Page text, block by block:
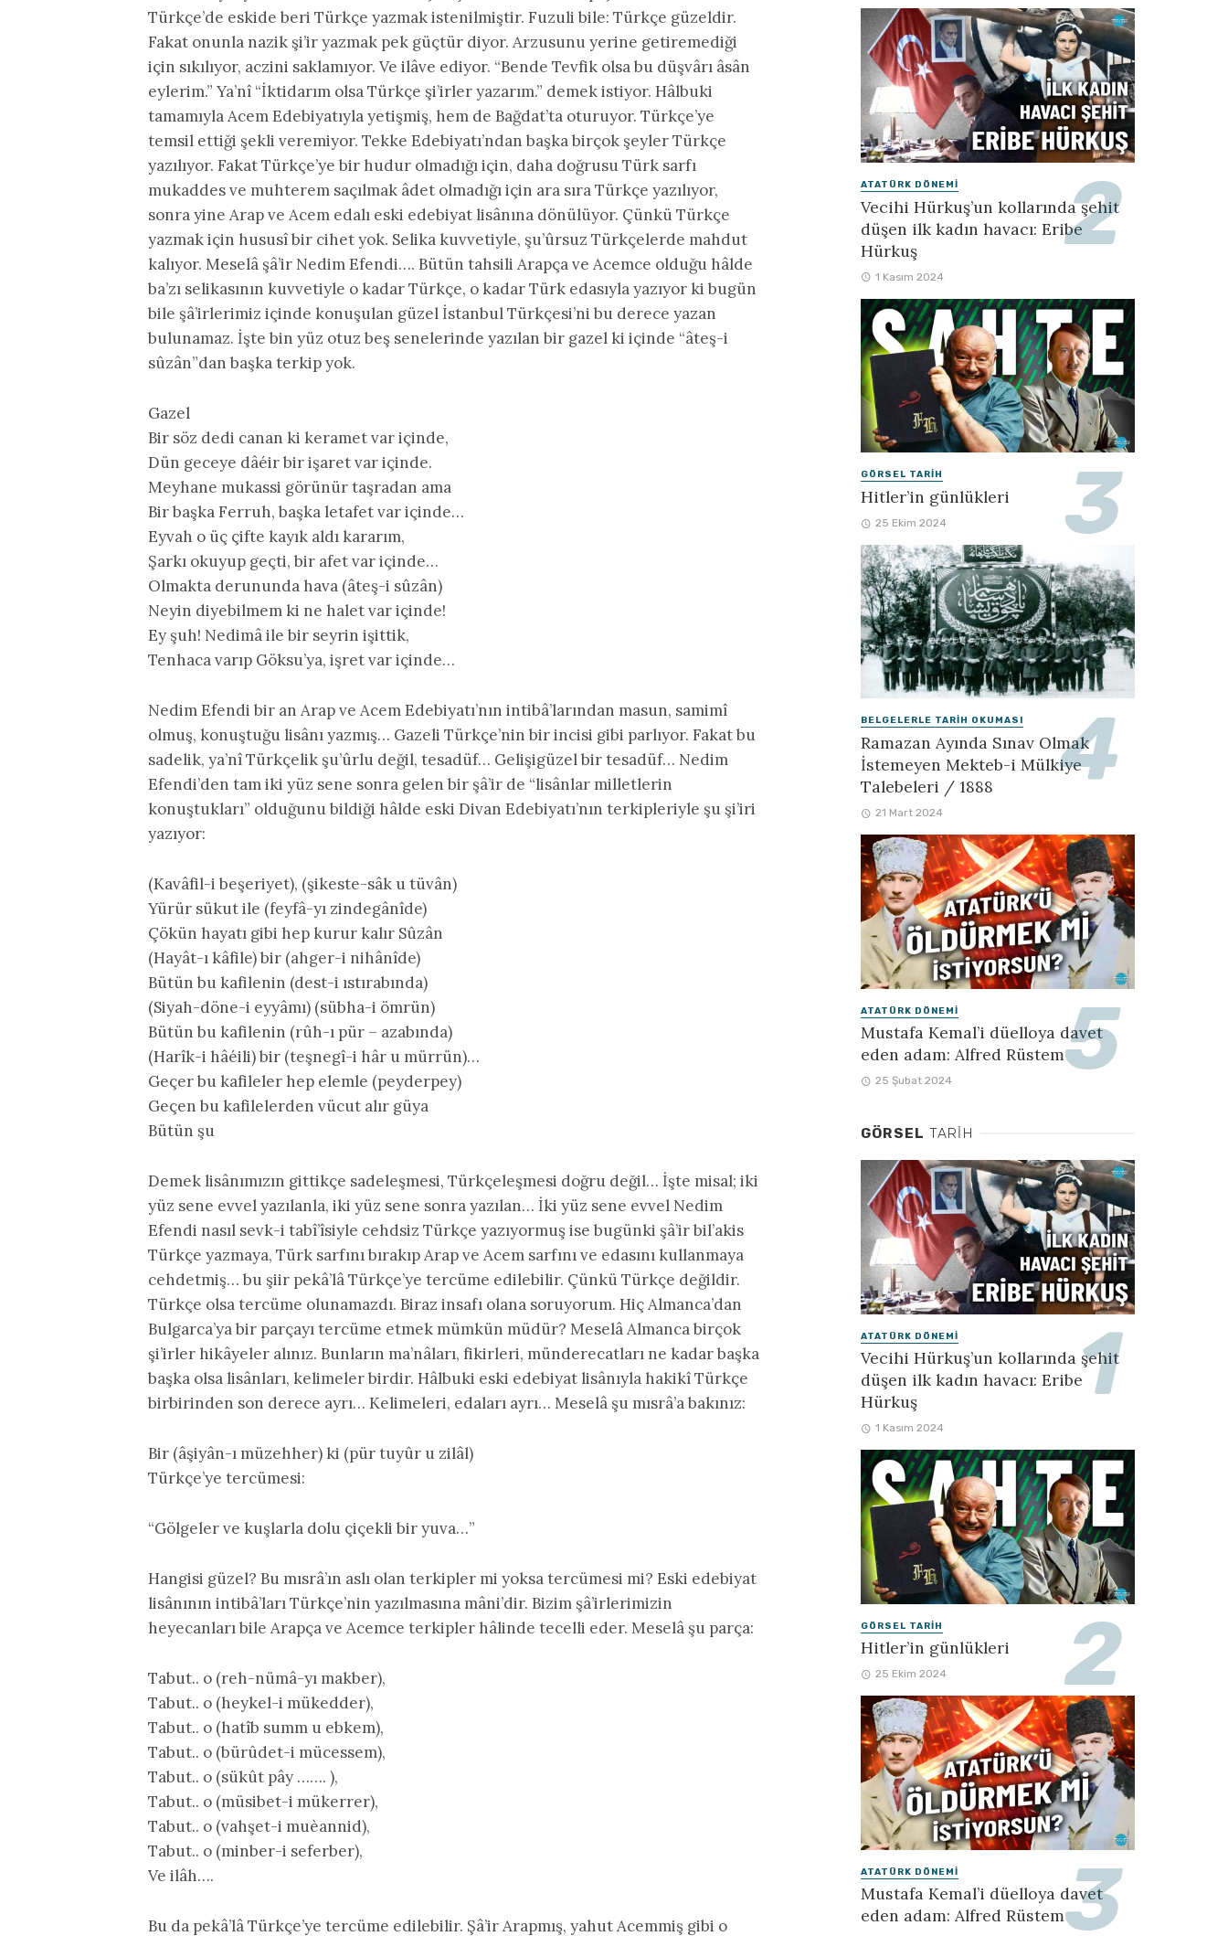
Türkçe’de eskide beri Türkçe yazmak istenilmiştir. Fuzuli bile: Türkçe güzeldir.
Fakat onunla nazik şi’ir yazmak pek güçtür diyor. Arzusunu yerine getiremediği
için sıkılıyor, aczini saklamıyor. Ve ilâve ediyor. “Bende Tevfik olsa bu düşvârı âsân
eylerim.” Ya’nî “İktidarım olsa Türkçe şi’irler yazarım.” demek istiyor. Hâlbuki
tamamıyla Acem Edebiyatıyla yetişmiş, hem de Bağdat’ta oturuyor. Türkçe’ye
temsil ettiği şekli veremiyor. Tekke Edebiyatı’ndan başka birçok şeyler Türkçe
yazılıyor. Fakat Türkçe’ye bir hudur olmadığı için, daha doğrusu Türk sarfı
mukaddes ve muhterem saçılmak âdet olmadığı için ara sıra Türkçe yazılıyor,
sonra yine Arap ve Acem edalı eski edebiyat lisânına dönülüyor. Çünkü Türkçe
yazmak için hususî bir cihet yok. Selika kuvvetiyle, şu’ûrsuz Türkçelerde mahdut
kalıyor. Meselâ şâ’ir Nedim Efendi…. Bütün tahsili Arapça ve Acemce olduğu hâlde
ba’zı selikasının kuvvetiyle o kadar Türkçe, o kadar Türk edasıyla yazıyor ki bugün
bile şâ’irlerimiz içinde konuşulan güzel İstanbul Türkçesi’ni bu derece yazan
bulunamaz. İşte bin yüz otuz beş senelerinde yazılan bir gazel ki içinde “âteş-i
sûzân”dan başka terkip yok.
Gazel
Bir söz dedi canan ki keramet var içinde,
Dün geceye dâéir bir işaret var içinde.
Meyhane mukassi görünür taşradan ama
Bir başka Ferruh, başka letafet var içinde…
Eyvah o üç çifte kayık aldı kararım,
Şarkı okuyup geçti, bir afet var içinde…
Olmakta derununda hava (âteş-i sûzân)
Neyin diyebilmem ki ne halet var içinde!
Ey şuh! Nedimâ ile bir seyrin işittik,
Tenhaca varıp Göksu’ya, işret var içinde…
Nedim Efendi bir an Arap ve Acem Edebiyatı’nın intibâ’larından masun, samimî
olmuş, konuştuğu lisânı yazmış… Gazeli Türkçe’nin bir incisi gibi parlıyor. Fakat bu
sadelik, ya’nî Türkçelik şu’ûrlu değil, tesadüf… Gelişigüzel bir tesadüf… Nedim
Efendi’den tam iki yüz sene sonra gelen bir şâ’ir de “lisânlar milletlerin
konuştukları” olduğunu bildiği hâlde eski Divan Edebiyatı’nın terkipleriyle şu şi’iri
yazıyor:
(Kavâfil-i beşeriyet), (şikeste-sâk u tüvân)
Yürür sükut ile (feyfâ-yı zindegânîde)
Çökün hayatı gibi hep kurur kalır Sûzân
(Hayât-ı kâfile) bir (ahger-i nihânîde)
Bütün bu kafilenin (dest-i ıstırabında)
(Siyah-döne-i eyyâmı) (sübha-i ömrün)
Bütün bu kafilenin (rûh-ı pür – azabında)
(Harîk-i hâéili) bir (teşnegî-i hâr u mürrün)…
Geçer bu kafileler hep elemle (peyderpey)
Geçen bu kafilelerden vücut alır güya
Bütün şu
Demek lisânımızın gittikçe sadeleşmesi, Türkçeleşmesi doğru değil… İşte misal; iki
yüz sene evvel yazılanla, iki yüz sene sonra yazılan… İki yüz sene evvel Nedim
Efendi nasıl sevk-i tabî’îsiyle cehdsiz Türkçe yazıyormuş ise bugünki şâ’ir bil’akis
Türkçe yazmaya, Türk sarfını bırakıp Arap ve Acem sarfını ve edasını kullanmaya
cehdetmiş… bu şiir pekâ’lâ Türkçe’ye tercüme edilebilir. Çünkü Türkçe değildir.
Türkçe olsa tercüme olunamazdı. Biraz insafı olana soruyorum. Hiç Almanca’dan
Bulgarca’ya bir parçayı tercüme etmek mümkün müdür? Meselâ Almanca birçok
şi’irler hikâyeler alınız. Bunların ma’nâları, fikirleri, münderecatları ne kadar başka
başka olsa lisânları, kelimeler birdir. Hâlbuki eski edebiyat lisânıyla hakikî Türkçe
birbirinden son derece ayrı… Kelimeleri, edaları ayrı… Meselâ şu mısrâ’a bakınız:
Bir (âşiyân-ı müzehher) ki (pür tuyûr u zilâl)
Türkçe’ye tercümesi:
“Gölgeler ve kuşlarla dolu çiçekli bir yuva…”
Hangisi güzel? Bu mısrâ’ın aslı olan terkipler mi yoksa tercümesi mi? Eski edebiyat
lisânının intibâ’ları Türkçe’nin yazılmasına mâni’dir. Bizim şâ’irlerimizin
heyecanları bile Arapça ve Acemce terkipler hâlinde tecelli eder. Meselâ şu parça:
Tabut.. o (reh-nümâ-yı makber),
Tabut.. o (heykel-i mükedder),
Tabut.. o (hatîb summ u ebkem),
Tabut.. o (bürûdet-i mücessem),
Tabut.. o (sükût pây ……. ),
Tabut.. o (müsibet-i mükerrer),
Tabut.. o (vahşet-i muèannid),
Tabut.. o (minber-i seferber),
Ve ilâh….
Bu da pekâ’lâ Türkçe’ye tercüme edilebilir. Şâ’ir Arapmış, yahut Acemmiş gibi o
ATATÜRK DÖNEMI
Vecihi Hürkuş’un kollarında şehit
düşen ilk kadın havacı: Eribe
Hürkuş
1 Kasım 2024
GÖRSEL TARIH
Hitler’in günlükleri
25 Ekim 2024
BELGELERLE TARIH OKUMASI
Ramazan Ayında Sınav Olmak
İstemeyen Mekteb-i Mülkiye
Talebeleri / 1888
21 Mart 2024
ATATÜRK DÖNEMI
Mustafa Kemal’i düelloya davet
eden adam: Alfred Rüstem
25 Şubat 2024
GÖRSEL TARIH
ATATÜRK DÖNEMI
Vecihi Hürkuş’un kollarında şehit
düşen ilk kadın havacı: Eribe
Hürkuş
1 Kasım 2024
GÖRSEL TARIH
Hitler’in günlükleri
25 Ekim 2024
ATATÜRK DÖNEMI
Mustafa Kemal’i düelloya davet
eden adam: Alfred Rüstem